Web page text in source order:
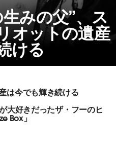
みの父”、ス
オットの遺産
ける
は今でも輝き続ける
大好きだったザ・フーのヒ
Box」